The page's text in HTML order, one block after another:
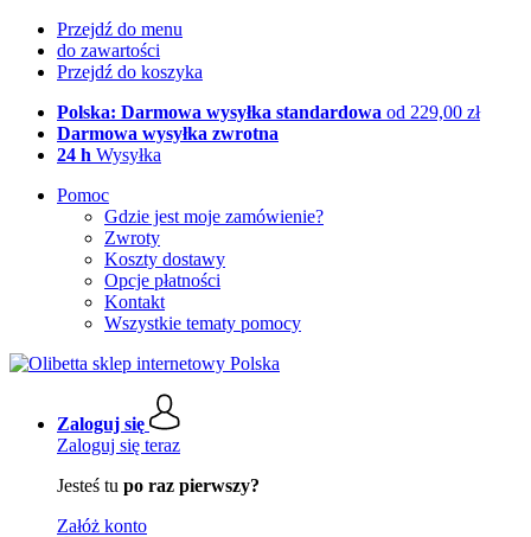
Przejdź do menu
do zawartości
Przejdź do koszyka
Polska: Darmowa wysyłka standardowa od 229,00 zł
Darmowa wysyłka zwrotna
24 h Wysyłka
Pomoc
Gdzie jest moje zamówienie?
Zwroty
Koszty dostawy
Opcje płatności
Kontakt
Wszystkie tematy pomocy
Zaloguj się
Zaloguj się teraz
Jesteś tu po raz pierwszy?
Załóż konto